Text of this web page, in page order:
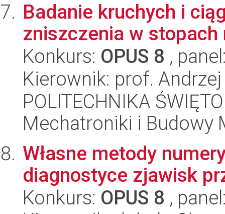
Badanie kruchych i
zniszczenia w stopach
Konkurs: OPUS 8 ,
Kierownik: prof.
POLITECHNIKA
Mechatroniki i Budowy
Własne metody
diagnostyce zjawisk
Konkurs: OPUS 8 ,